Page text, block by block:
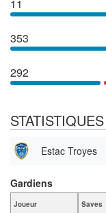
11
353
292
Estac Troyes
Joueur Saves
Gardiens